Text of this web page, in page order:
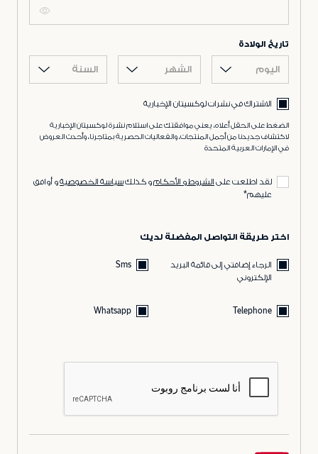
تاريخ الولادة
اليوم الشهر السنة
الاشتراك في نشرات لوكسيتان الإخبارية
الضغط على الحقل أعلاه، يعني موافقتك على استلام نشرة لوكسيتان الإخبارية
لاكتشاف جديدنا من أجمل المنتجات، والفعاليات الحصرية بمتاجرنا، وأحدث العروض
في الإمارات العربية المتحدة
لقد اطلعت على الشروط و الأحكامو كذلكسياسة الخصوصيةو أوافق
عليهم*
اختر طريقة التواصل المفضلة لديك
الرجاء إضافتي إلى قائمة البريد
الإلكتروني
Sms
Telephone
Whatsapp